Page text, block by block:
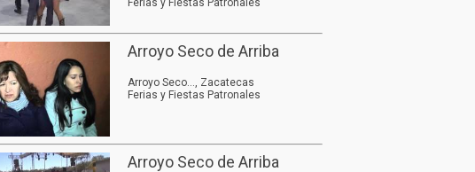
Ferias y Fiestas Patronales
Arroyo Seco de Arriba
Arroyo Seco..., Zacatecas
Ferias y Fiestas Patronales
Arroyo Seco de Arriba